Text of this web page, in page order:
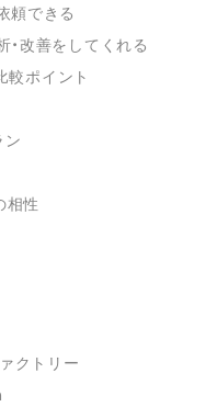
頼できる
改善をしてくれる
較ポイント
ン
相性
クトリー